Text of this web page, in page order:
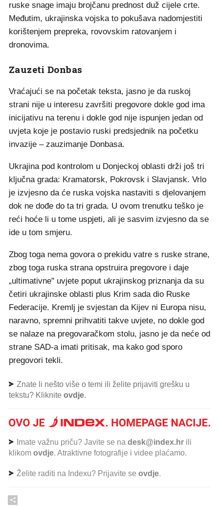
ruske snage imaju brojčanu prednost duž cijele crte.
Međutim, ukrajinska vojska to pokušava nadomjestiti
korištenjem prepreka, rovovskim ratovanjem i
dronovima.
Zauzeti Donbas
Vraćajući se na početak teksta, jasno je da ruskoj
strani nije u interesu završiti pregovore dokle god ima
inicijativu na terenu i dokle god nije ispunjen jedan od
uvjeta koje je postavio ruski predsjednik na početku
invazije – zauzimanje Donbasa.
Ukrajina pod kontrolom u Donjeckoj oblasti drži još tri
ključna grada: Kramatorsk, Pokrovsk i Slavjansk. Vrlo
je izvjesno da će ruska vojska nastaviti s djelovanjem
dok ne dođe do ta tri grada. U ovom trenutku teško je
reći hoće li u tome uspjeti, ali je sasvim izvjesno da se
ide u tom smjeru.
Zbog toga nema govora o prekidu vatre s ruske strane,
zbog toga ruska strana opstruira pregovore i daje
„ultimativne" uvjete poput ukrajinskog priznanja da su
četiri ukrajinske oblasti plus Krim sada dio Ruske
Federacije. Kremlj je svjestan da Kijev ni Europa nisu,
naravno, spremni prihvatiti takve uvjete, no dokle god
se nalaze na pregovaračkom stolu, jasno je da neće od
strane SAD-a imati pritisak, ma kako god sporo
pregovori tekli.
Znate li nešto više o temi ili želite prijaviti grešku u
tekstu? Kliknite ovdje.
Imate važnu priču? Javite se na desk@index.hr ili
klikom ovdje. Atraktivne fotografije i videe plaćamo.
Želite raditi na Indexu? Prijavite se ovdje.